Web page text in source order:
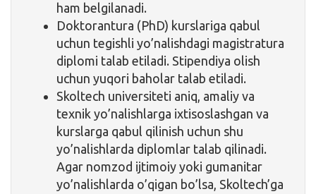
ham belgilanadi.
Doktorantura (PhD) kurslariga qabul
uchun tegishli yo’nalishdagi magistratura
diplomi talab etiladi. Stipendiya olish
uchun yuqori baholar talab etiladi.
Skoltech universiteti aniq, amaliy va
texnik yo’nalishlarga ixtisoslashgan va
kurslarga qabul qilinish uchun shu
yo’nalishlarda diplomlar talab qilinadi.
Agar nomzod ijtimoiy yoki gumanitar
yo’nalishlarda o’qigan bo’lsa, Skoltech’ga